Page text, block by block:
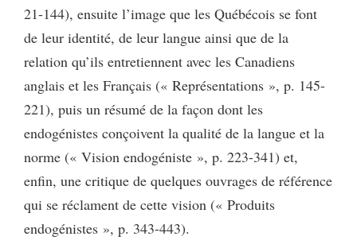
21-144), ensuite l’image que les Québécois se font
de leur identité, de leur langue ainsi que de la
relation qu’ils entretiennent avec les Canadiens
anglais et les Français (« Représentations », p. 145-
221), puis un résumé de la façon dont les
endogénistes conçoivent la qualité de la langue et la
norme (« Vision endogéniste », p. 223-341) et,
enfin, une critique de quelques ouvrages de référence
qui se réclament de cette vision (« Produits
endogénistes », p. 343-443).